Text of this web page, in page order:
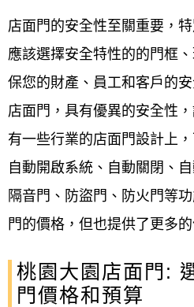
店面門的安全性至關重要，
應該選擇安全特性的的門框
保您的財產、員工和客戶的
店面門，具有優異的安全性
有一些行業的店面門設計上
自動開啟系統、自動關閉、
隔音門、防盜門、防火門等
門的價格，但也提供了更多
桃園大園店面門:
門價格和預算